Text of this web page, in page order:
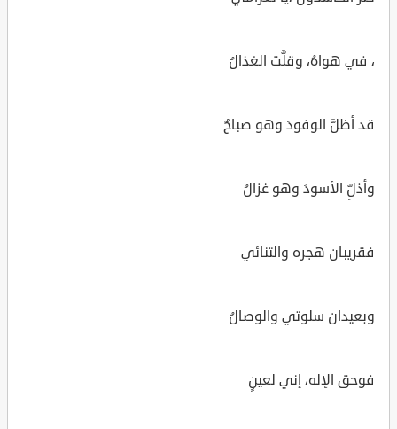
، في هواهُ، وقلَّت الغذالُ
قد أظلَّ الوفودَ وهو صباحٌ
وأذلِّ الأسودَ وهو غزالُ
فقريبان هجره والتنائي
وبعيدان سلوتي والوصالُ
فوحق الإله، إني لعينٍ